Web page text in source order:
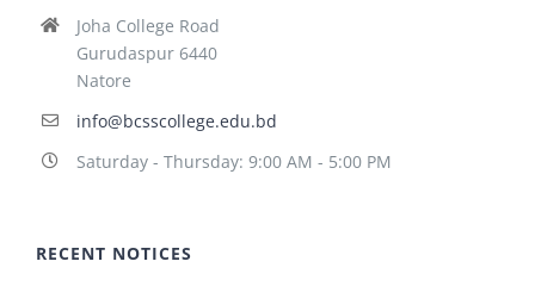
Joha College Road
Gurudaspur 6440
Natore
info@bcsscollege.edu.bd
Saturday - Thursday: 9:00 AM - 5:00 PM
RECENT NOTICES